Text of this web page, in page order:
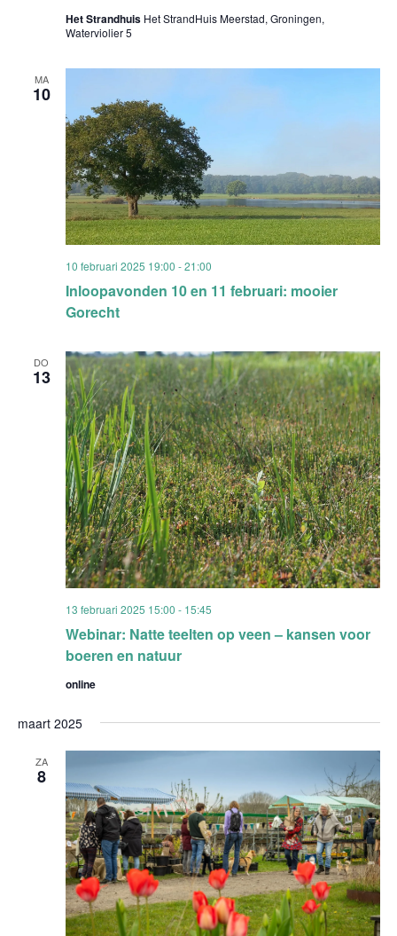
Het Strandhuis Het StrandHuis Meerstad, Groningen,
Waterviolier 5
MA
10
Inloopavonden 10 en 11 februari: mooier
Gorecht
10 februari 2025 19:00 -21:00
DO
13
Webinar: Natte teelten op veen – kansen voor
boeren en natuur
13 februari 2025 15:00 - 15:45
online
maart 2025
ZA
8